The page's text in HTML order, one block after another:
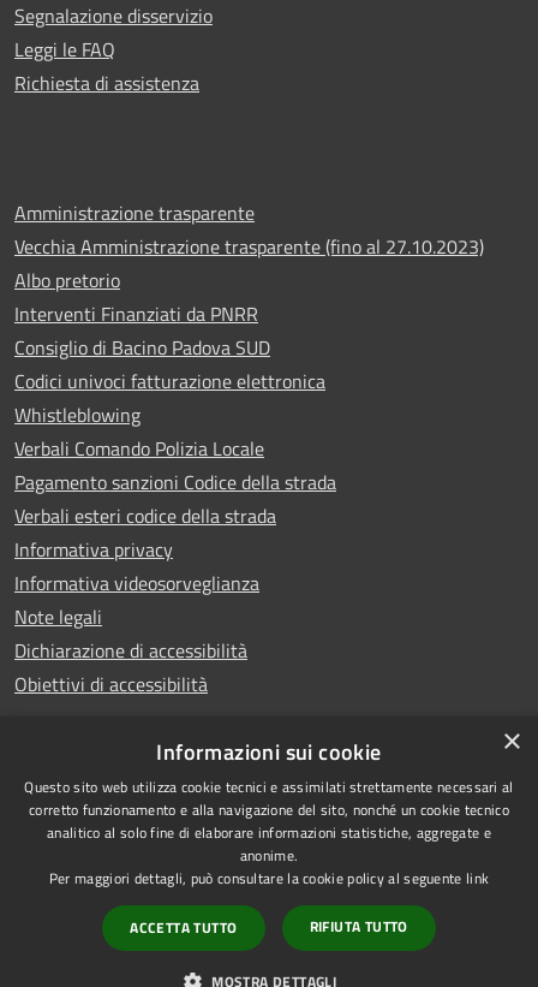
Segnalazione disservizio
Leggi le FAQ
Richiesta di assistenza
Amministrazione trasparente
Vecchia Amministrazione trasparente (fino al 27.10.2023)
Albo pretorio
Interventi Finanziati da PNRR
Consiglio di Bacino Padova SUD
Codici univoci fatturazione elettronica
Whistleblowing
Verbali Comando Polizia Locale
Pagamento sanzioni Codice della strada
Verbali esteri codice della strada
Informativa privacy
Informativa videosorveglianza
Note legali
Dichiarazione di accessibilità
Obiettivi di accessibilità
RSS
Accessibilità
Privacy
Mappa del sito
Copyright © 2026 • Comune di
Piove di Sacco • Powered by
Municipium•Accesso
redazione
×
Informazioni sui cookie
Questo sito web utilizza cookie tecnici e assimilati strettamente necessari al
corretto funzionamento e alla navigazione del sito, nonché un cookie tecnico
analitico al solo fine di elaborare informazioni statistiche, aggregate e
anonime.
Per maggiori dettagli, può consultare la cookie policy al seguente link
ACCETTA TUTTO RIFIUTA TUTTO
MOSTRA DETTAGLI